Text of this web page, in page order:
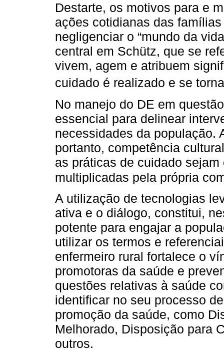
Destarte, os motivos para e
ações cotidianas das
negligenciar o “mundo da
central em Schütz, que se
vivem, agem e atribuem
cuidado é realizado e se
No manejo do DE em
essencial para delinear
necessidades da população.
portanto, competência
as práticas de cuidado
multiplicadas pela própria
A utilização de tecnologias
ativa e o diálogo, constitui,
potente para engajar a
utilizar os termos e
enfermeiro rural fortalece o
promotoras da saúde e
questões relativas à saúde
identificar no seu processo
promoção da saúde, como
Melhorado, Disposição para
outros.